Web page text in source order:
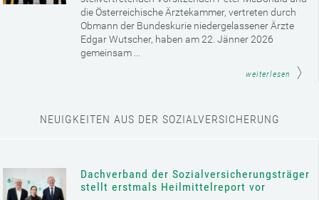
die Österreichische Ärztekammer, vertreten durch
Obmann der Bundeskurie niedergelassener Ärzte
Edgar Wutscher, haben am 22. Jänner 2026
gemeinsam ...
weiterlesen
NEUIGKEITEN AUS DER SOZIALVERSICHERUNG
Dachverband der Sozialversicherungsträger
stellt erstmals Heilmittelreport vor